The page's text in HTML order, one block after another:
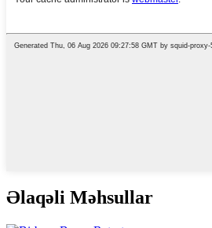
Əlaqəli Məhsullar